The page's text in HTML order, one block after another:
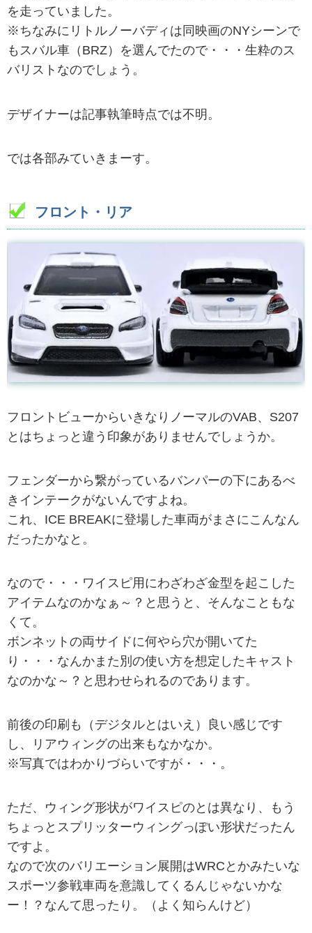
を走っていました。
※ちなみにリトルノーバディは同映画のNYシーンで
もスバル車（BRZ）を選んでたので・・・生粋のス
バリストなのでしょう。
デザイナーは記事執筆時点では不明。
では各部みていきまーす。
フロント・リア
フロントビューからいきなりノーマルのVAB、S207
とはちょっと違う印象がありませんでしょうか。
フェンダーから繋がっているバンパーの下にあるべ
きインテークがないんですよね。
これ、ICE BREAKに登場した車両がまさにこんなん
だったかなと。
なので・・・ワイスピ用にわざわざ金型を起こした
アイテムなのかなぁ～？と思うと、そんなこともな
くて。
ボンネットの両サイドに何やら穴が開いてた
り・・・なんかまた別の使い方を想定したキャスト
なのかな～？と思わせられるのであります。
前後の印刷も（デジタルとはいえ）良い感じです
し、リアウィングの出来もなかなか。
※写真ではわかりづらいですが・・・。
ただ、ウィング形状がワイスピのとは異なり、もう
ちょっとスプリッターウィングっぽい形状だったん
ですよ。
なので次のバリエーション展開はWRCとかみたいな
スポーツ参戦車両を意識してくるんじゃないかな
ー！？なんて思ったり。（よく知らんけど）